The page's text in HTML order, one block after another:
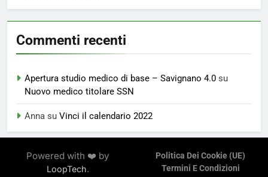
Commenti recenti
Apertura studio medico di base – Savignano 4.0 su
Nuovo medico titolare SSN
Anna su Vinci il calendario 2022
Powered with ❤️ by
LoopTech.
Politica Dei Cookie (UE)
Termini E Condizioni